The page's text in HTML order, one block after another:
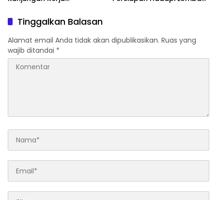
121/Alambhana Wanawwai
Tinggalkan Balasan
Alamat email Anda tidak akan dipublikasikan. Ruas yang
wajib ditandai *